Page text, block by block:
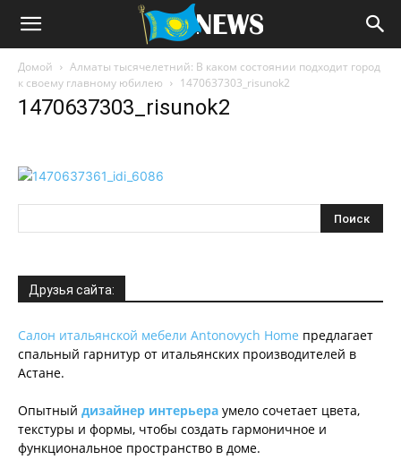
Домой
Алматы тысячелетний: В каком состоянии подходит город
к своему главному юбилею
1470637303_risunok2
1470637303_risunok2
Друзья сайта:
Салон итальянской мебели Antonovych Home предлагает
спальный гарнитур от итальянских производителей в
Астане.
Опытный дизайнер интерьера умело сочетает цвета,
текстуры и формы, чтобы создать гармоничное и
функциональное пространство в доме.